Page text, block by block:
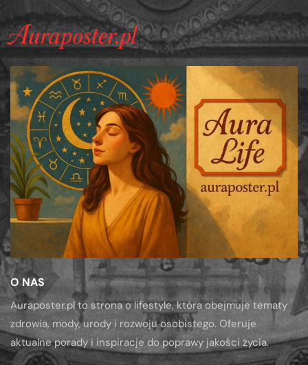
O NAS
Auraposter.pl to strona o lifestyle, która obejmuje tematy
zdrowia, mody, urody i rozwoju osobistego. Oferuje
aktualne porady i inspiracje do poprawy jakości życia.